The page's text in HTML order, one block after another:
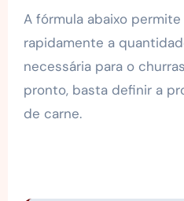
A fórmula abaixo
rapidamente a
necessária para o
pronto, basta definir a
de carne.